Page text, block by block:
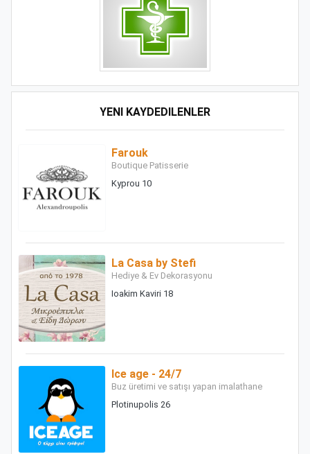
YENI KAYDEDILENLER
Farouk
Boutique Patisserie
Kyprou 10
La Casa by Stefi
Hediye & Ev Dekorasyonu
Ioakim Kaviri 18
Ice age - 24/7
Buz üretimi ve satışı yapan imalathane
Plotinupolis 26